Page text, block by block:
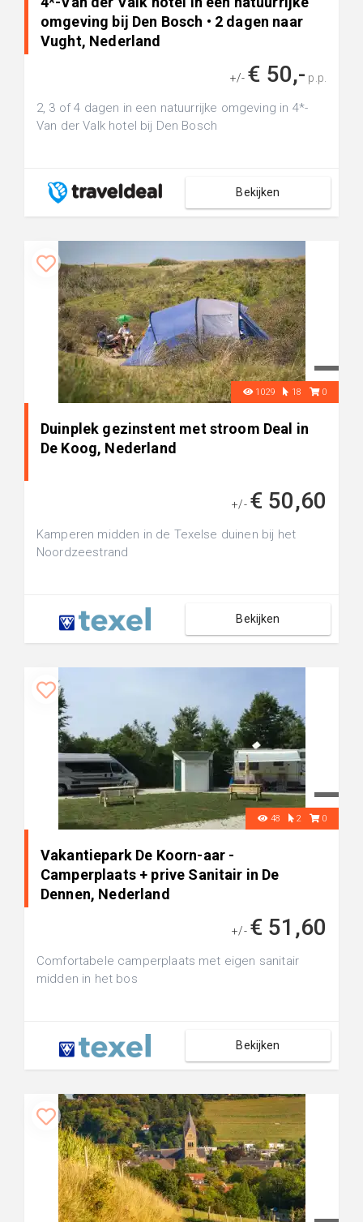
omgeving bij Den Bosch • 2 dagen naar
Vught, Nederland
+/- € 50,- p.p.
2, 3 of 4 dagen in een natuurrijke omgeving in 4*-
Van der Valk hotel bij Den Bosch
Bekijken
1029 18 0
Duinplek gezinstent met stroom Deal in
De Koog, Nederland
+/- € 50,60
Kamperen midden in de Texelse duinen bij het
Noordzeestrand
Bekijken
48 2 0
Vakantiepark De Koorn-aar -
Camperplaats + prive Sanitair in De
Dennen, Nederland
+/- € 51,60
Comfortabele camperplaats met eigen sanitair
midden in het bos
Bekijken